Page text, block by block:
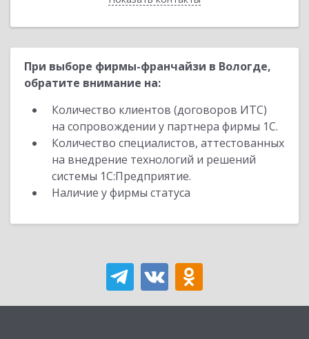
При выборе фирмы-франчайзи в Вологде,
обратите внимание на:
Количество клиентов (договоров ИТС)
на сопровождении у партнера фирмы 1С.
Количество специалистов, аттестованных
на внедрение технологий и решений
системы 1С:Предприятие.
Наличие у фирмы статуса